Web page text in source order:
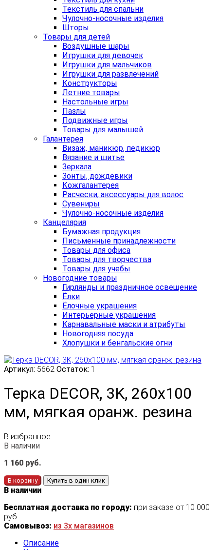
Текстиль для спальни
Чулочно-носочные изделия
Шторы
Товары для детей
Воздушные шары
Игрушки для девочек
Игрушки для мальчиков
Игрушки для развлечений
Конструкторы
Летние товары
Настольные игры
Пазлы
Подвижные игры
Товары для малышей
Галантерея
Визаж, маникюр, педикюр
Вязание и шитье
Зеркала
Зонты, дождевики
Кожгалантерея
Расчески, аксессуары для волос
Сувениры
Чулочно-носочные изделия
Канцелярия
Бумажная продукция
Письменные принадлежности
Товары для офиса
Товары для творчества
Товары для учебы
Новогодние товары
Гирлянды и праздничное освещение
Ёлки
Ёлочные украшения
Интерьерные украшения
Карнавальные маски и атрибуты
Новогодняя посуда
Хлопушки и бенгальские огни
Артикул: 5662 Остаток: 1
Терка DECOR, 3K, 260х100
мм, мягкая оранж. резина
В избранное
В наличии
1 160 руб.
В корзину Купить в один клик
В наличии
Бесплатная доставка по городу: при заказе от 10 000
руб.
Самовывоз: из 3х магазинов
Описание